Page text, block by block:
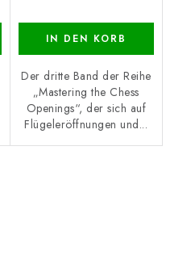
IN DEN KORB
Der dritte Band der Reihe
„Mastering the Chess
Openings“, der sich auf
Flügeleröffnungen und...